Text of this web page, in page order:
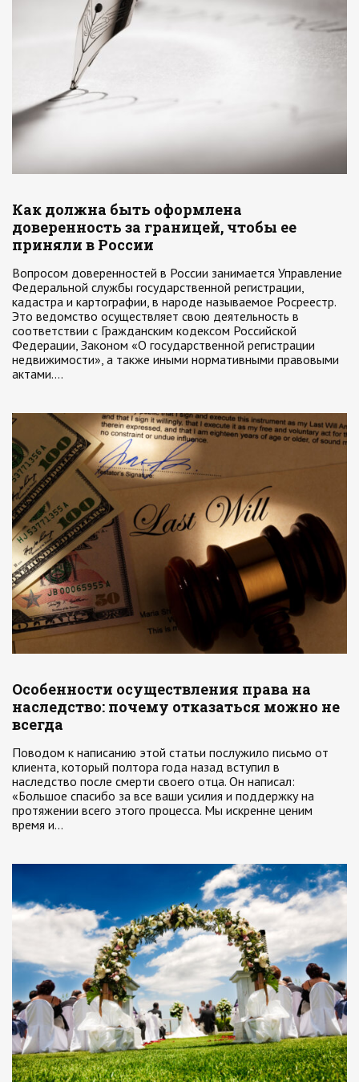
Как должна быть оформлена
доверенность за границей, чтобы ее
приняли в России
Вопросом доверенностей в России занимается Управление
Федеральной службы государственной регистрации,
кадастра и картографии, в народе называемое Росреестр.
Это ведомство осуществляет свою деятельность в
соответствии с Гражданским кодексом Российской
Федерации, Законом «О государственной регистрации
недвижимости», а также иными нормативными правовыми
актами.…
Особенности осуществления права на
наследство: почему отказаться можно не
всегда
Поводом к написанию этой статьи послужило письмо от
клиента, который полтора года назад вступил в
наследство после смерти своего отца. Он написал:
«Большое спасибо за все ваши усилия и поддержку на
протяжении всего этого процесса. Мы искренне ценим
время и…